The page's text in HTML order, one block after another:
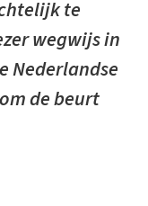
te
wegwijs in
Nederlandse
de beurt